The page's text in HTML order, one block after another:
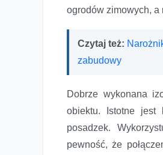
ogrodów zimowych, a
Czytaj też:
zabudowy
Dobrze wykonana
obiektu. Istotne jest
posadzek.
pewność, że